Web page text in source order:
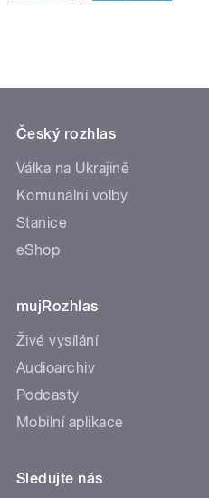
Český rozhlas
Válka na Ukrajině
Komunální volby
Stanice
eShop
mujRozhlas
Živé vysílání
Audioarchiv
Podcasty
Mobilní aplikace
Sledujte nás